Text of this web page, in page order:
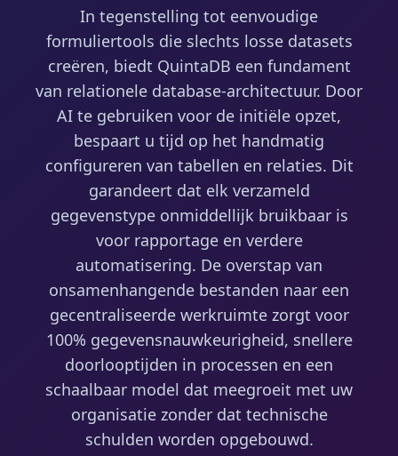
In tegenstelling tot eenvoudige
formuliertools die slechts losse datasets
creëren, biedt QuintaDB een fundament
van relationele database-architectuur. Door
AI te gebruiken voor de initiële opzet,
bespaart u tijd op het handmatig
configureren van tabellen en relaties. Dit
garandeert dat elk verzameld
gegevenstype onmiddellijk bruikbaar is
voor rapportage en verdere
automatisering. De overstap van
onsamenhangende bestanden naar een
gecentraliseerde werkruimte zorgt voor
100% gegevensnauwkeurigheid, snellere
doorlooptijden in processen en een
schaalbaar model dat meegroeit met uw
organisatie zonder dat technische
schulden worden opgebouwd.